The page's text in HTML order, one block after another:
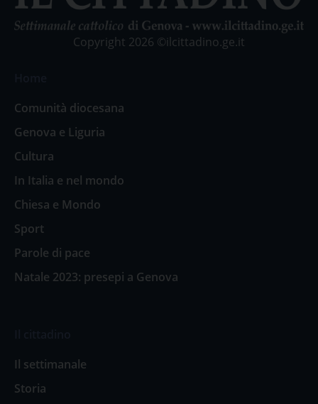
Copyright 2026 ©ilcittadino.ge.it
Comunità diocesana
Genova e Liguria
Cultura
In Italia e nel mondo
Chiesa e Mondo
Sport
Parole di pace
Natale 2023: presepi a Genova
Il settimanale
Storia